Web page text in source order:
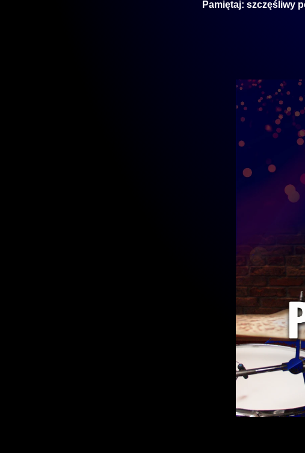
Pamiętaj: szczęśliwy